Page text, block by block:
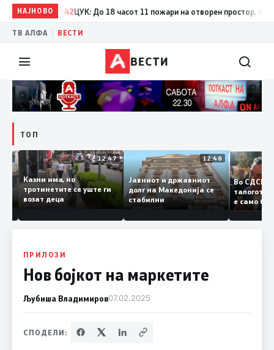
НАЈНОВО
17:42 ЦУК: До 18 часот 11 пожари на отворен простор, од кои
ТВ АЛФА ВЕСТИ
ВЕСТИ
ТОП
12:50
и
12:47
Казни има, но
тротинетите се уште ги
возат деца
12:46
Јавниот и државниот
долг на Македонија се
стабилни
Во
е само
копија
Заев
ПРИЛОЗИ
Нов бојкот на маркетите
Љубиша Владимиров07.02.2025
СПОДЕЛИ: